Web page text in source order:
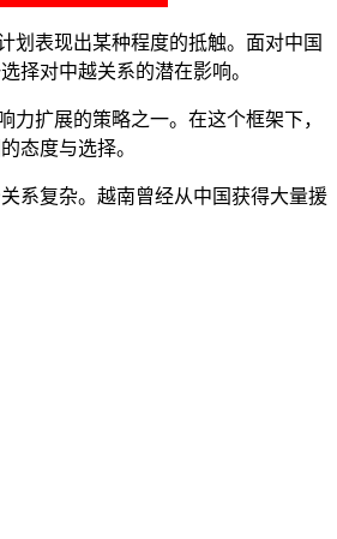
划表现出某种程度的抵触。面对中国
择对中越关系的潜在影响。
扩展的策略之一。在这个框架下，
态度与选择。
系复杂。越南曾经从中国获得大量援